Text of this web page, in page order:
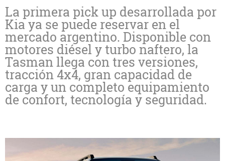
La primera pick up desarrollada por
Kia ya se puede reservar en el
mercado argentino. Disponible con
motores diésel y turbo naftero, la
Tasman llega con tres versiones,
tracción 4x4, gran capacidad de
carga y un completo equipamiento
de confort, tecnología y seguridad.